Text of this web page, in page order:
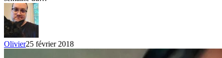
au
24
fév.
2018
–
CLC
Olivier25 février 2018